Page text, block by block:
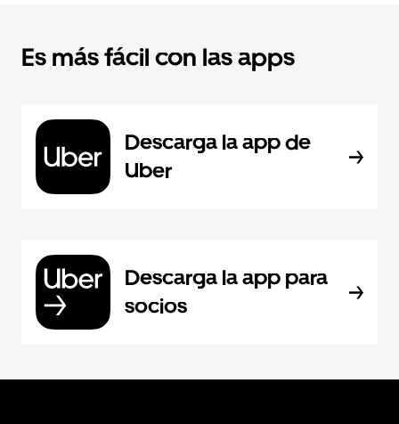
Es más fácil con las apps
Descarga la app de
Uber
Descarga la app para
socios